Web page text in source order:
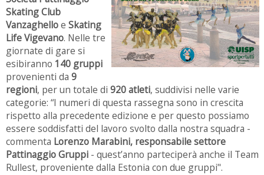
Skating Club
Vanzaghelloe Skating
Life Vigevano. Nelle tre
giornate di gare si
esibiranno 140 gruppi
provenienti da 9
regioni, per un totale di 920 atleti, suddivisi nelle varie
categorie: “I numeri di questa rassegna sono in crescita
rispetto alla precedente edizione e per questo possiamo
essere soddisfatti del lavoro svolto dalla nostra squadra -
commenta Lorenzo Marabini, responsabile settore
Pattinaggio Gruppi - quest’anno parteciperà anche il Team
Rullest, proveniente dalla Estonia con due gruppi".